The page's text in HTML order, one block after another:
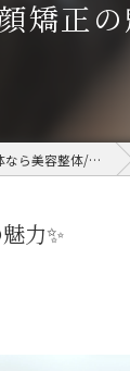
矯正の
宮城県仙台市の整体なら美容整体/接骨院SUN
力✨